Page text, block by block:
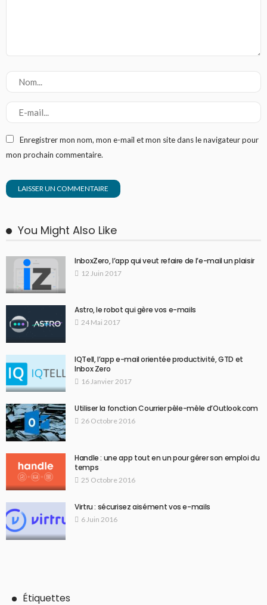
Enregistrer mon nom, mon e-mail et mon site dans le navigateur pour
mon prochain commentaire.
You Might Also Like
InboxZero, l’app qui veut refaire de l’e-mail un plaisir
12 Juin 2017
Astro, le robot qui gère vos e-mails
24 Mai 2017
IQTell, l’app e-mail orientée productivité, GTD et
Inbox Zero
16 Janvier 2017
Utiliser la fonction Courrier pêle-mêle d’Outlook.com
26 Octobre 2016
Handle : une app tout en un pour gérer son emploi du
temps
25 Octobre 2016
Virtru : sécurisez aisément vos e-mails
6 Juin 2016
Étiquettes